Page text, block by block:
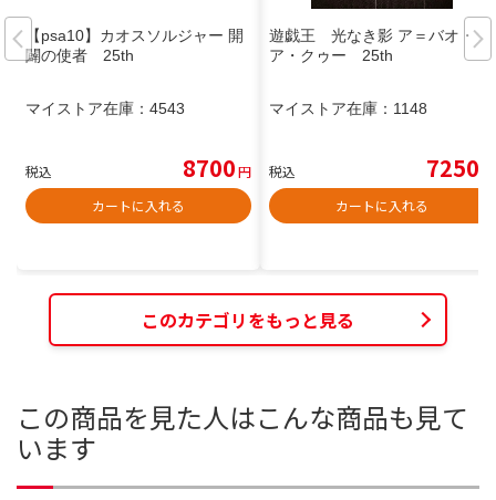
【psa10】カオスソルジャー 開
闢の使者 25th
マイストア在庫： 4543
税込 8700円
カートに入れる
遊戯王 光なき影 ア＝バオ・
ア・クゥー 25th
マイストア在庫： 1148
税込 7250
カートに入れる
このカテゴリをもっと見る
この商品を見た人はこんな商品も見て
います